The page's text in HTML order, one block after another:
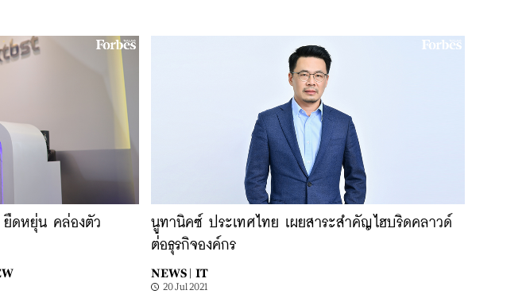
ยืดหยุ่น คล่องตัว
นูทานิคซ์ ประเทศไทย เผยสาระสำคัญไฮบริดคลาวด์
ต่อธุรกิจองค์กร
NEWS | IT
20 Jul 2021